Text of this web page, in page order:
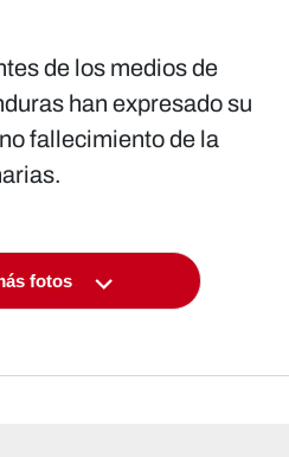
de los medios de
han expresado su
fallecimiento de la
fotos